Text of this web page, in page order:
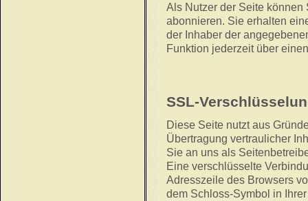
Als Nutzer der Seite
abonnieren. Sie erhalten
der Inhaber der
Funktion jederzeit über
SSL-
Diese Seite nutzt aus
Übertragung vertraulicher
Sie an uns als
Eine verschlüsselte
Adresszeile des Browsers
dem Schloss-Symbol in